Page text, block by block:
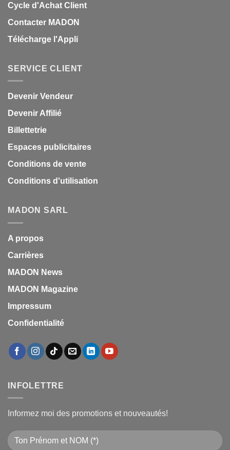
Cycle d'Achat Client
Contacter MADON
Télécharge l'Appli
SERVICE CLIENT
Devenir Vendeur
Devenir Affilié
Billettetrie
Espaces publicitaires
Conditions de vente
Conditions d'utilisation
MADON SARL
A propos
Carrières
MADON News
MADON Magazine
Impressum
Confidentialité
INFOLETTRE
Informez moi des promotions et nouveautés!